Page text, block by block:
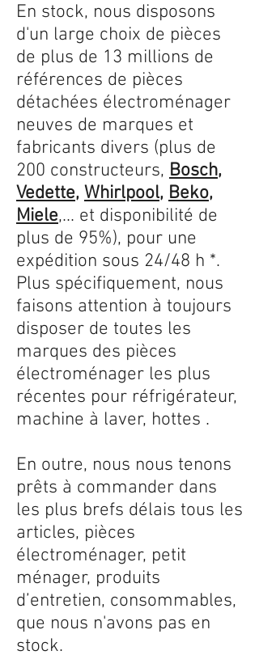
En stock, nous disposons
d'un large choix de pièces
de plus de 13 millions de
références de pièces
détachées électroménager
neuves de marques et
fabricants divers (plus de
200 constructeurs, Bosch,
Vedette, Whirlpool, Beko,
Miele,... et disponibilité de
plus de 95%), pour une
expédition sous 24/48 h *.
Plus spécifiquement, nous
faisons attention à toujours
disposer de toutes les
marques des pièces
électroménager les plus
récentes pour réfrigérateur,
machine à laver, hottes .
En outre, nous nous tenons
prêts à commander dans
les plus brefs délais tous les
articles, pièces
électroménager, petit
ménager, produits
d’entretien, consommables,
que nous n'avons pas en
stock.